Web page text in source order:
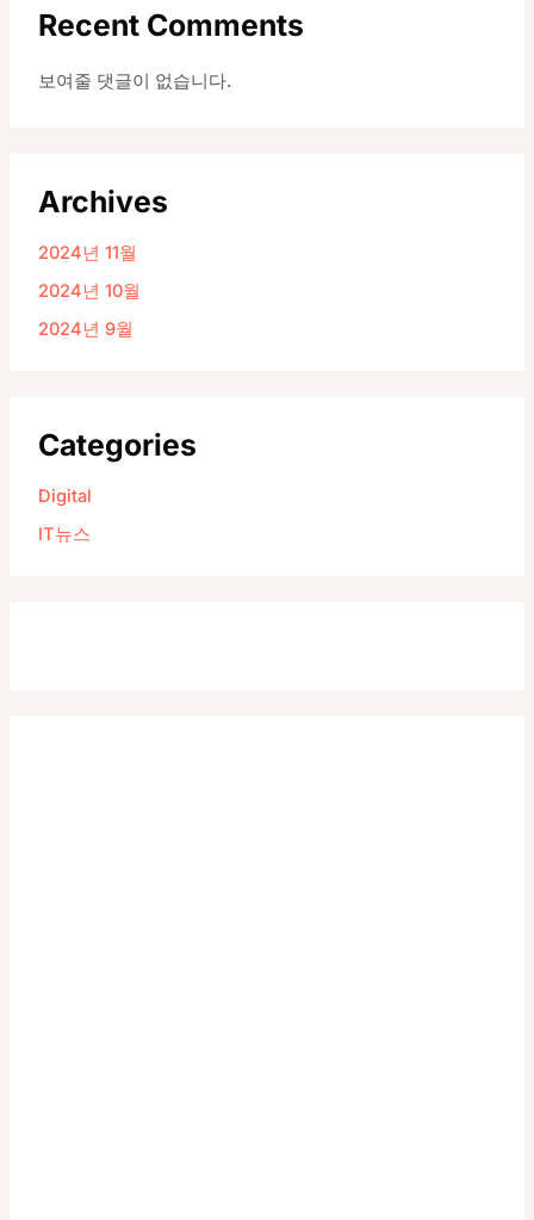
Recent Comments
보여줄 댓글이 없습니다.
Archives
2024년 11월
2024년 10월
2024년 9월
Categories
Digital
IT뉴스